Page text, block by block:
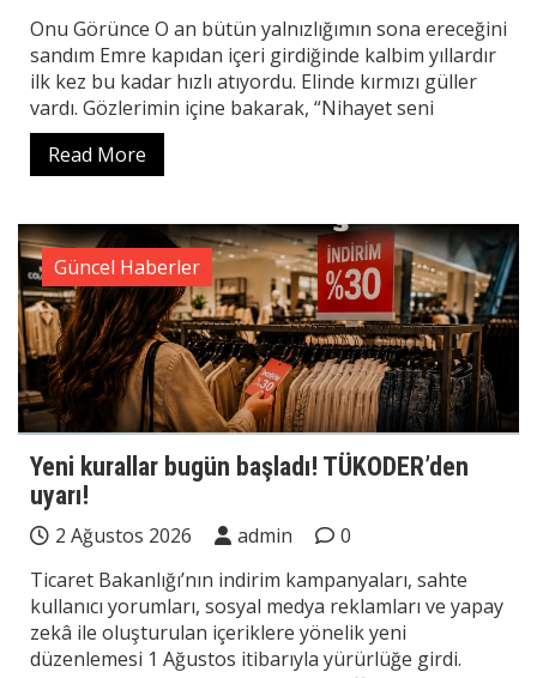
Onu Görünce O an bütün yalnızlığımın sona ereceğini
sandım Emre kapıdan içeri girdiğinde kalbim yıllardır
ilk kez bu kadar hızlı atıyordu. Elinde kırmızı güller
vardı. Gözlerimin içine bakarak, “Nihayet seni
Read More
Güncel Haberler
Yeni kurallar bugün başladı! TÜKODER’den
uyarı!
2 Ağustos 2026 admin
0
Ticaret Bakanlığı’nın indirim kampanyaları, sahte
kullanıcı yorumları, sosyal medya reklamları ve yapay
zekâ ile oluşturulan içeriklere yönelik yeni
düzenlemesi 1 Ağustos itibarıyla yürürlüğe girdi.